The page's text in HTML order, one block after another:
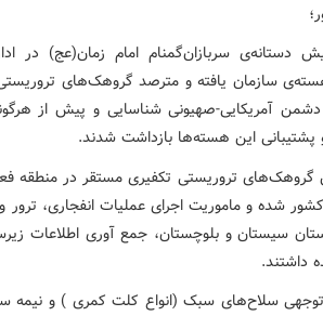
سربازان‌گمنام امام زمان(عج) در
سازمان یافته و مترصد گروهک‌های
آمریکایی-صهیونی شناسایی و پیش از هرگونه
پشتیبانی این هسته‌ها بازداشت شدند.
تروریستی تکفیری مستقر در منطقه
شده و ماموریت اجرای عملیات انفجاری، ترور و
سیستان و بلوچستان، جمع آوری اطلاعات
داشتند.
توجهی سلاح‌های سبک (انواع کلت کمری ) و نیمه